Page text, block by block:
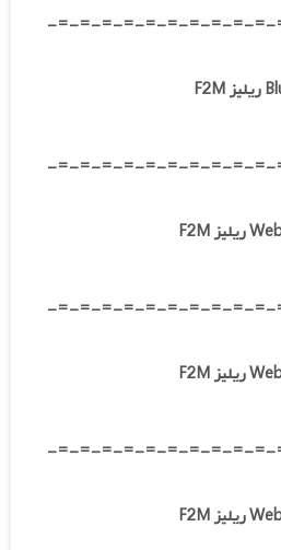
-=-=-=-=-=-=-=-=-=-
-=-=-=-=-=-=-=-=-=-
-=-=-=-=-=-=-=-=-=-
-=-=-=-=-=-=-=-=-=-